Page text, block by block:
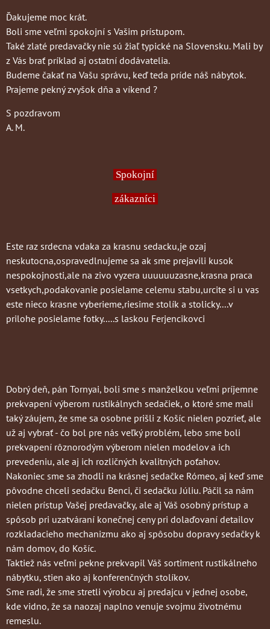
Ďakujeme moc krát.
Boli sme veľmi spokojní s Vašim prístupom.
Také zlaté predavačky nie sú žiaľ typické na Slovensku. Mali by
z Vás brať príklad aj ostatní dodávatelia.
Budeme čakať na Vašu správu, keď teda príde náš nábytok.
Prajeme pekný zvyšok dňa a víkend ?
S pozdravom
A. M.
Spokojní
zákazníci
Este raz srdecna vdaka za krasnu sedacku,je ozaj
neskutocna,ospravedlnujeme sa ak sme prejavili kusok
nespokojnosti,ale na zivo vyzera uuuuuuzasne,krasna praca
vsetkych,podakovanie posielame celemu stabu,urcite si u vas
este nieco krasne vyberieme,riesime stolík a stolicky....v
prilohe posielame fotky.....s laskou Ferjencikovci
Dobrý deň, pán Tornyai, boli sme s manželkou veľmi príjemne
prekvapení výberom rustikálnych sedačiek, o ktoré sme mali
taký záujem, že sme sa osobne prišli z Košíc nielen pozrieť, ale
už aj vybrať - čo bol pre nás veľký problém, lebo sme boli
prekvapení rôznorodým výberom nielen modelov a ich
prevedeniu, ale aj ich rozličných kvalitných poťahov.
Nakoniec sme sa zhodli na krásnej sedačke Rómeo, aj keď sme
pôvodne chceli sedačku Benci, či sedačku Júliu. Páčil sa nám
nielen prístup Vašej predavačky, ale aj Váš osobný prístup a
spôsob pri uzatváraní konečnej ceny pri dolaďovaní detailov
rozkladacieho mechanizmu ako aj spôsobu dopravy sedačky k
nám domov, do Košíc.
Taktiež nás veľmi pekne prekvapil Váš sortiment rustikálneho
nábytku, stien ako aj konferenčných stolíkov.
Sme radi, že sme stretli výrobcu aj predajcu v jednej osobe,
kde vidno, že sa naozaj naplno venuje svojmu životnému
remeslu.